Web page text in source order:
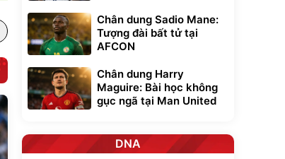
Chân dung Sadio Mane:
Tượng đài bất tử tại
AFCON
Chân dung Harry
Maguire: Bài học không
gục ngã tại Man United
DNA